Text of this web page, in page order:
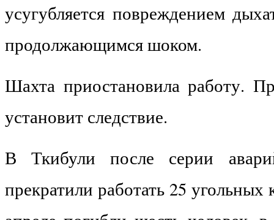
усугубляется повреждением
продолжающимся шоком.
Шахта приостановила работу.
установит следствие.
В Ткибули после серии
прекратили работать 25 угольных